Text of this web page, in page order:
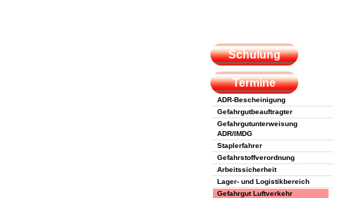
Schulung
Termine
ADR-Bescheinigung
Gefahrgutbeauftragter
Gefahrgutunterweisung
ADR/IMDG
Staplerfahrer
Gefahrstoffverordnung
Arbeitssicherheit
Lager- und Logistikbereich
Gefahrgut Luftverkehr